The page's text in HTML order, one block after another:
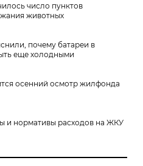
число пунктов
животных
почему батареи в
еще холодными
осенний осмотр жилфонда
и нормативы расходов на ЖКУ